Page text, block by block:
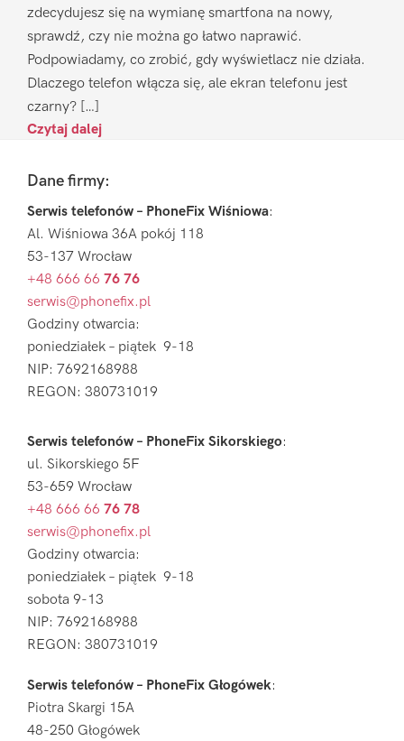
zdecydujesz się na wymianę smartfona na nowy,
sprawdź, czy nie można go łatwo naprawić.
Podpowiadamy, co zrobić, gdy wyświetlacz nie działa.
Dlaczego telefon włącza się, ale ekran telefonu jest
czarny? […]
Czytaj dalej
FooterDane firmy:
Serwis telefonów – PhoneFix Wiśniowa:
Al. Wiśniowa 36A pokój 118
53-137 Wrocław
+48 666 66 76 76
serwis@phonefix.pl
Godziny otwarcia:
poniedziałek – piątek 9-18
NIP: 7692168988
REGON: 380731019
Serwis telefonów – PhoneFix Sikorskiego:
ul. Sikorskiego 5F
53-659 Wrocław
+48 666 66 76 78
serwis@phonefix.pl
Godziny otwarcia:
poniedziałek – piątek 9-18
sobota 9-13
NIP: 7692168988
REGON: 380731019
Serwis telefonów – PhoneFix Głogówek:
Piotra Skargi 15A
48-250 Głogówek